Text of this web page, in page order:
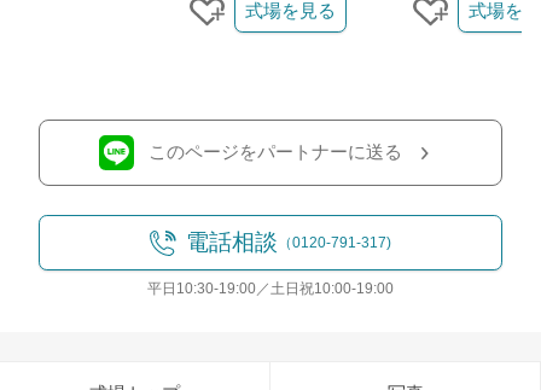
クリップする
式場を見る
クリップ
式場を
このページをパートナーに送る
電話相談 （0120-791-317)
平日10:30-19:00／土日祝10:00-19:00